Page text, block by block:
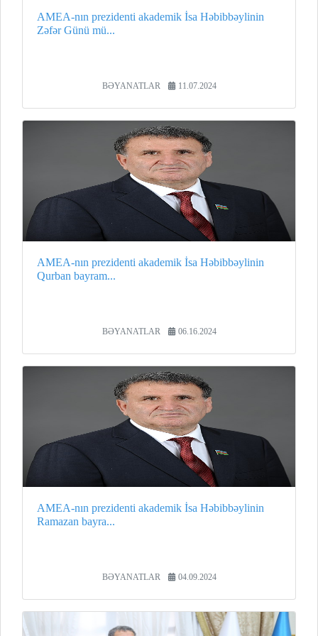
AMEA-nın prezidenti akademik İsa Həbibbəylinin
Zəfər Günü mü...
BƏYANATLAR 11.07.2024
AMEA-nın prezidenti akademik İsa Həbibbəylinin
Qurban bayram...
BƏYANATLAR 06.16.2024
AMEA-nın prezidenti akademik İsa Həbibbəylinin
Ramazan bayra...
BƏYANATLAR 04.09.2024